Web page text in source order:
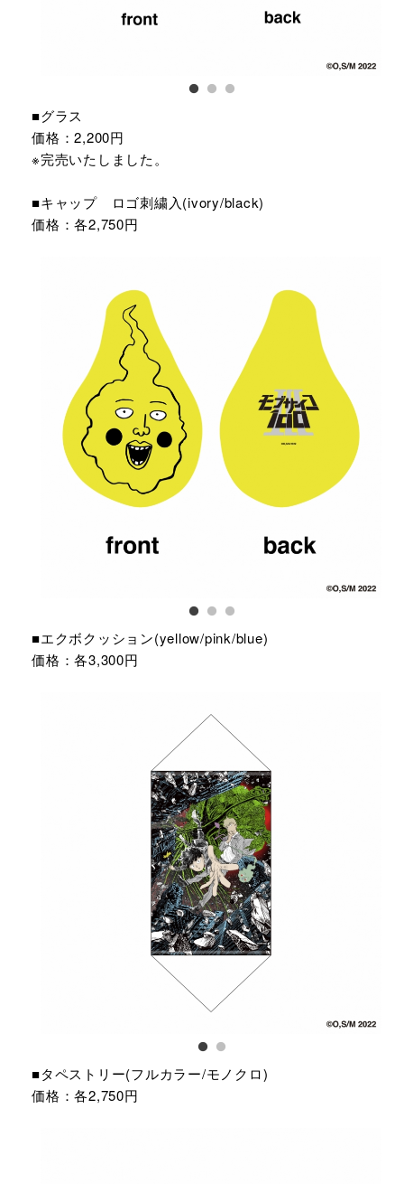
■グラス
価格：2,200円
※完売いたしました。
■キャップ ロゴ刺繍入(ivory/black)
価格：各2,750円
■エクボクッション(yellow/pink/blue)
価格：各3,300円
■タペストリー(フルカラー/モノクロ)
価格：各2,750円